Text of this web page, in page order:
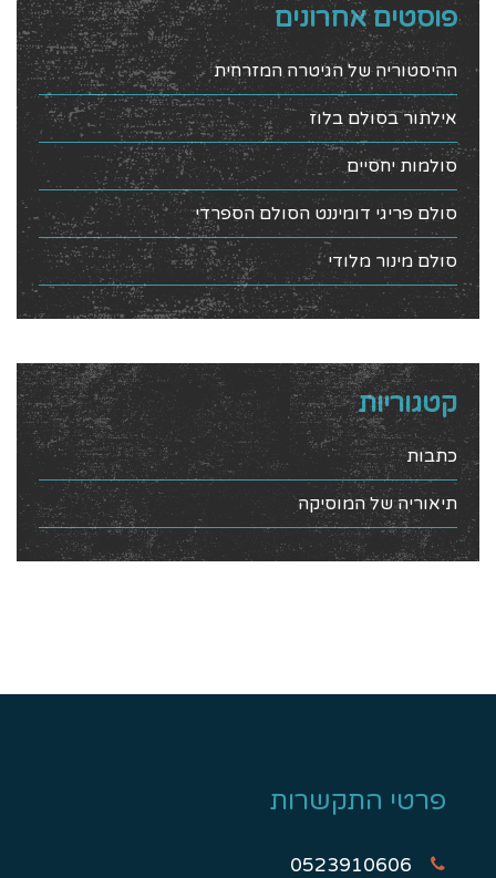
פוסטים אחרונים
ההיסטוריה של הגיטרה המזרחית
אילתור בסולם בלוז
סולמות יחסיים
סולם פריגי דומיננט הסולם הספרדי
סולם מינור מלודי
קטגוריות
כתבות
תיאוריה של המוסיקה
פרטי התקשרות
0523910606